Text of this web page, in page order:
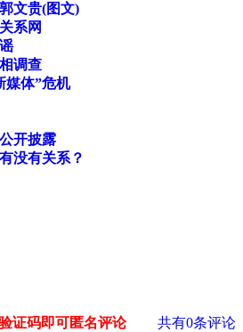
文贵(图文)
系网
调查
媒体”危机
开披露
没有关系？
证码即可匿名评论 共有0条评论